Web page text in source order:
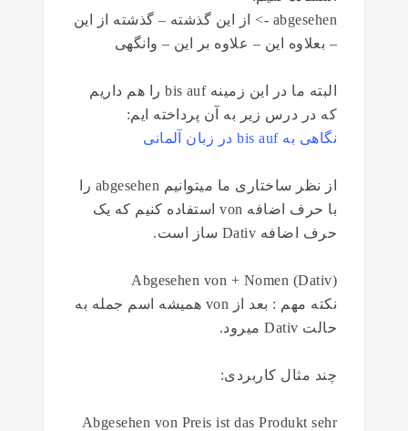
abgesehen -> از این گذشته – گذشته از این
– بعلاوه این – علاوه بر این – وانگهی
البته ما در این زمینه bis auf را هم داریم
که در درس زیر به آن پرداخته ایم:
نگاهی به bis auf در زبان آلمانی
از نظر ساختاری ما میتوانیم abgesehen را
با حرف اضافه von استفاده کنیم که یک
حرف اضافه Dativ ساز است.
Abgesehen von + Nomen (Dativ)
نکته مهم : بعد از von همیشه اسم جمله به
حالت Dativ میرود.
چند مثال کاربردی:
Abgesehen von Preis ist das Produkt sehr